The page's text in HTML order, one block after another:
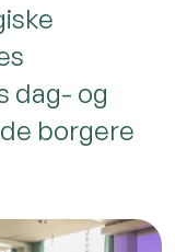
dag- og
borgere